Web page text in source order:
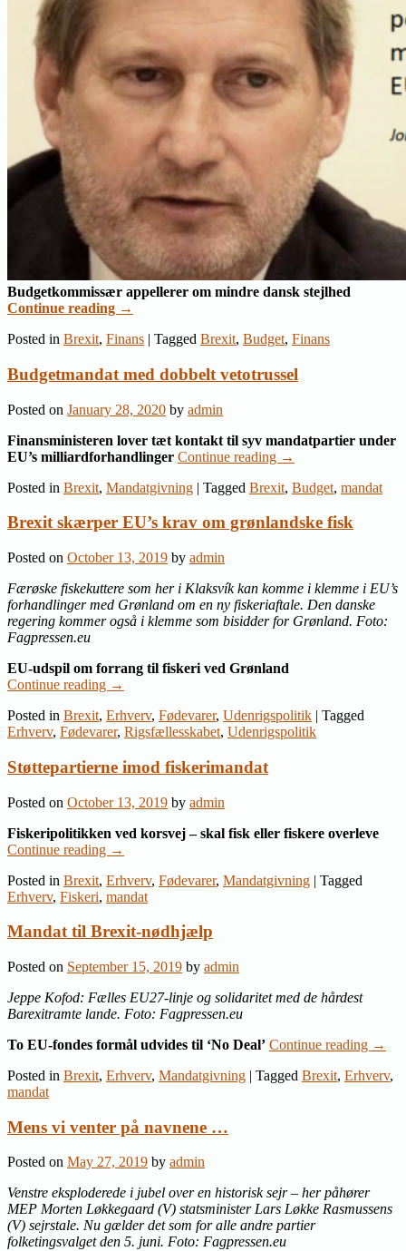
Budgetkommissær appellerer om mindre dansk stejlhed
Continue reading →
Posted in Brexit, Finans | Tagged Brexit, Budget, Finans
Budgetmandat med dobbelt vetotrussel
Posted on January 28, 2020 by admin
Finansministeren lover tæt kontakt til syv mandatpartier under
EU’s milliardforhandlinger Continue reading →
Posted in Brexit, Mandatgivning | Tagged Brexit, Budget, mandat
Brexit skærper EU’s krav om grønlandske fisk
Posted on October 13, 2019 by admin
Færøske fiskekuttere som her i Klaksvík kan komme i klemme i EU’s
forhandlinger med Grønland om en ny fiskeriaftale. Den danske
regering kommer også i klemme som bisidder for Grønland. Foto:
Fagpressen.eu
EU-udspil om forrang til fiskeri ved Grønland
Continue reading →
Posted in Brexit, Erhverv, Fødevarer, Udenrigspolitik | Tagged
Erhverv, Fødevarer, Rigsfællesskabet, Udenrigspolitik
Støttepartierne imod fiskerimandat
Posted on October 13, 2019 by admin
Fiskeripolitikken ved korsvej – skal fisk eller fiskere overleve
Continue reading →
Posted in Brexit, Erhverv, Fødevarer, Mandatgivning | Tagged
Erhverv, Fiskeri, mandat
Mandat til Brexit-nødhjælp
Posted on September 15, 2019 by admin
Jeppe Kofod: Fælles EU27-linje og solidaritet med de hårdest
Barexitramte lande. Foto: Fagpressen.eu
To EU-fondes formål udvides til ‘No Deal’ Continue reading →
Posted in Brexit, Erhverv, Mandatgivning | Tagged Brexit, Erhverv,
mandat
Mens vi venter på navnene …
Posted on May 27, 2019 by admin
Venstre eksploderede i jubel over en historisk sejr – her påhører
MEP Morten Løkkegaard (V) statsminister Lars Løkke Rasmussens
(V) sejrstale. Nu gælder det som for alle andre partier
folketingsvalget den 5. juni. Foto: Fagpressen.eu